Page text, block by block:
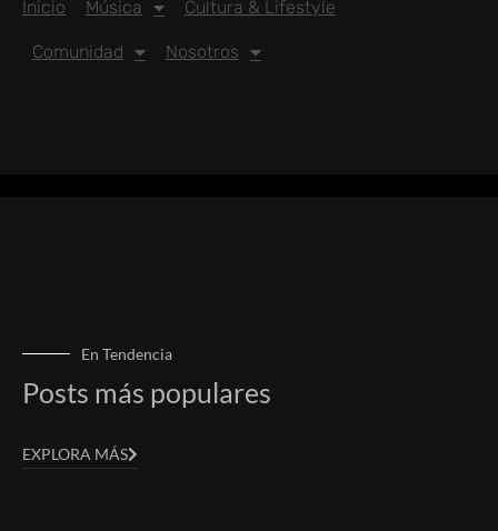
Inicio Música Cultura & Lifestyle
Comunidad Nosotros
En Tendencia
Posts más populares
EXPLORA MÁS